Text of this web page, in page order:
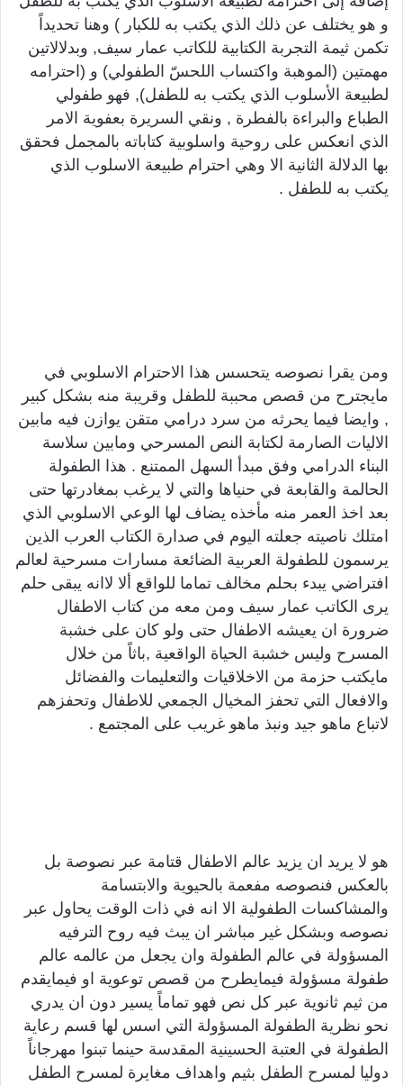
و هو يختلف عن ذلك الذي يكتب به للكبار ) وهنا تحديداً
تكمن ثيمة التجربة الكتابية للكاتب عمار سيف, وبدلالاتين
مهمتين (الموهبة واكتساب اللحسّ الطفولي) و (احترامه
لطبيعة الأسلوب الذي يكتب به للطفل), فهو طفولي
الطباع والبراءة بالفطرة , ونقي السريرة بعفوية الامر
الذي انعكس على روحية واسلوبية كتاباته بالمجمل فحقق
بها الدلالة الثانية الا وهي احترام طبيعة الاسلوب الذي
يكتب به للطفل .
ومن يقرا نصوصه يتحسس هذا الاحترام الاسلوبي في
مايجترح من قصص محببة للطفل وقريبة منه بشكل كبير
, وايضا فيما يحرثه من سرد درامي متقن يوازن فيه مابين
الاليات الصارمة لكتابة النص المسرحي ومابين سلاسة
البناء الدرامي وفق مبدأ السهل الممتنع . هذا الطفولة
الحالمة والقابعة في حنياها والتي لا يرغب بمغادرتها حتى
بعد اخذ العمر منه مأخذه يضاف لها الوعي الاسلوبي الذي
امتلك ناصيته جعلته اليوم في صدارة الكتاب العرب الذين
يرسمون للطفولة العربية الضائعة مسارات مسرحية لعالم
افتراضي يبدء بحلم مخالف تماما للواقع ألا لاانه يبقى حلم
يرى الكاتب عمار سيف ومن معه من كتاب الاطفال
ضرورة ان يعيشه الاطفال حتى ولو كان على خشبة
المسرح وليس خشبة الحياة الواقعية ,باثاً من خلال
مايكتب حزمة من الاخلاقيات والتعليمات والفضائل
والافعال التي تحفز المخيال الجمعي للاطفال وتحفزهم
لاتباع ماهو جيد ونبذ ماهو غريب على المجتمع .
هو لا يريد ان يزيد عالم الاطفال قتامة عبر نصوصة بل
بالعكس فنصوصه مفعمة بالحيوية والابتسامة
والمشاكسات الطفولية الا انه في ذات الوقت يحاول عبر
نصوصه وبشكل غير مباشر ان يبث فيه روح الترفيه
المسؤولة في عالم الطفولة وان يجعل من عالمه عالم
طفولة مسؤولة فيمايطرح من قصص توعوية او فيمايقدم
من ثيم ثانوية عبر كل نص فهو تماماً يسير دون ان يدري
نحو نظرية الطفولة المسؤولة التي اسس لها قسم رعاية
الطفولة في العتبة الحسينية المقدسة حينما تبنوا مهرجاناً
دوليا لمسرح الطفل بثيم واهداف مغايرة لمسرح الطفل